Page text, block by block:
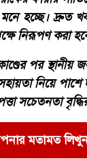
হচ্ছে। দ্রুত
নিরূপণ করা
পর
নিয়ে পাশে
সচেতনতা
মতামত